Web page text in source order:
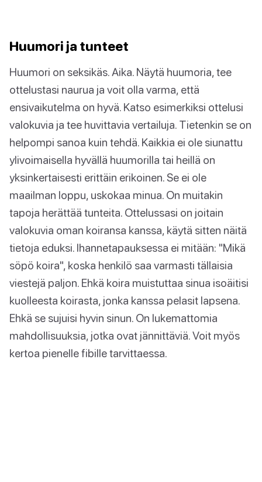
Huumori ja tunteet
Huumori on seksikäs. Aika. Näytä huumoria, tee
ottelustasi naurua ja voit olla varma, että
ensivaikutelma on hyvä. Katso esimerkiksi ottelusi
valokuvia ja tee huvittavia vertailuja. Tietenkin se on
helpompi sanoa kuin tehdä. Kaikkia ei ole siunattu
ylivoimaisella hyvällä huumorilla tai heillä on
yksinkertaisesti erittäin erikoinen. Se ei ole
maailman loppu, uskokaa minua. On muitakin
tapoja herättää tunteita. Ottelussasi on joitain
valokuvia oman koiransa kanssa, käytä sitten näitä
tietoja eduksi. Ihannetapauksessa ei mitään: "Mikä
söpö koira", koska henkilö saa varmasti tällaisia
viestejä paljon. Ehkä koira muistuttaa sinua isoäitisi
kuolleesta koirasta, jonka kanssa pelasit lapsena.
Ehkä se sujuisi hyvin sinun. On lukemattomia
mahdollisuuksia, jotka ovat jännittäviä. Voit myös
kertoa pienelle fibille tarvittaessa.